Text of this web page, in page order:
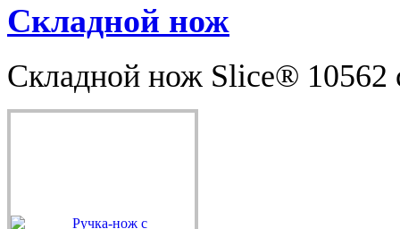
Складной нож
Складной нож Slice® 10562